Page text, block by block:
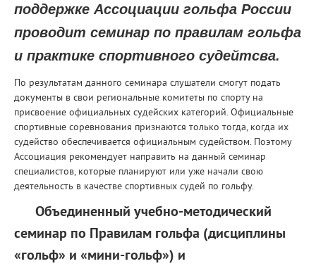
поддержке Ассоциации гольфа России
проводит семинар по правилам гольфа
и практике спортивного судейтсва.
По результатам данного семинара слушатели смогут подать
документы в свои региональные комитеты по спорту на
присвоение официальных судейских категорий. Официальные
спортивные соревнования признаются только тогда, когда их
судейство обеспечивается официальным судейством. Поэтому
Ассоциация рекомендует направить на данный семинар
специалистов, которые планируют или уже начали свою
деятельность в качестве спортивных судей по гольфу.
Объединенный учебно-методический
семинар по Правилам гольфа (дисциплины
«гольф» и «мини-гольф») и